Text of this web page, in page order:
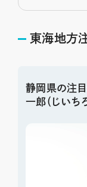
東海地方
静岡県の注目
一郎（じいち